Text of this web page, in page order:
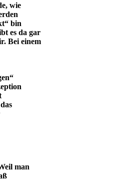
wie
bin
es da gar
Bei einem
man